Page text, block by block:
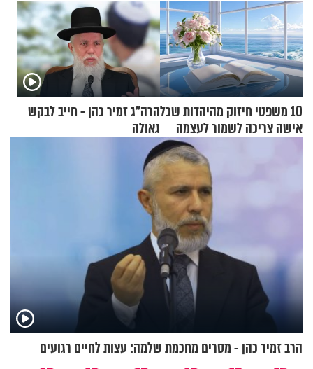
10 משפטי חיזוק מהיהדות שכל
אישה צריכה לשמור לעצמה
הרה"ג זמיר כהן - חייב לבקש
גאולה
הרב זמיר כהן - מסרים מחכמת שלמה: עצות לחיים רגועים